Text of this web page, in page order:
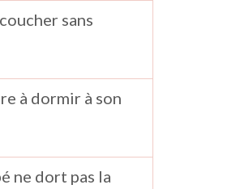
sans
à dormir à son
ne dort pas la